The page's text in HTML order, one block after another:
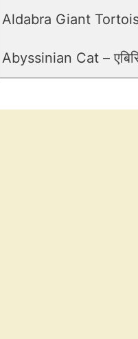
Aldabra Giant
Abyssinian Cat –